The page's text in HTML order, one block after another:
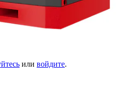
или войдите.